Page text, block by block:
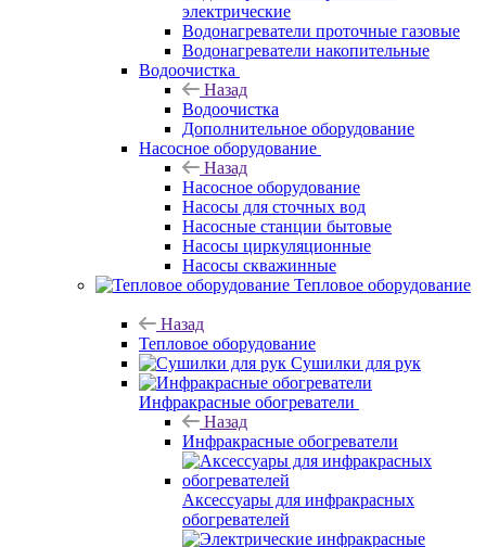
электрические
Водонагреватели проточные газовые
Водонагреватели накопительные
Водоочистка
Назад
Водоочистка
Дополнительное оборудование
Насосное оборудование
Назад
Насосное оборудование
Насосы для сточных вод
Насосные станции бытовые
Насосы циркуляционные
Насосы скважинные
Тепловое оборудование
Назад
Тепловое оборудование
Сушилки для рук
Инфракрасные обогреватели
Назад
Инфракрасные обогреватели
Аксессуары для инфракрасных
обогревателей